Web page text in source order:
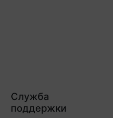
Служба
поддержки